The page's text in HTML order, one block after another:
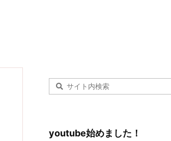
youtube始めました！